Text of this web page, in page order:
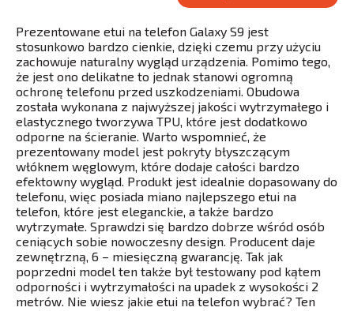
Prezentowane etui na telefon Galaxy S9 jest
stosunkowo bardzo cienkie, dzięki czemu przy użyciu
zachowuje naturalny wygląd urządzenia. Pomimo tego,
że jest ono delikatne to jednak stanowi ogromną
ochronę telefonu przed uszkodzeniami. Obudowa
została wykonana z najwyższej jakości wytrzymałego i
elastycznego tworzywa TPU, które jest dodatkowo
odporne na ścieranie. Warto wspomnieć, że
prezentowany model jest pokryty błyszczącym
włóknem węglowym, które dodaje całości bardzo
efektowny wygląd. Produkt jest idealnie dopasowany do
telefonu, więc posiada miano najlepszego etui na
telefon, które jest eleganckie, a także bardzo
wytrzymałe. Sprawdzi się bardzo dobrze wśród osób
ceniących sobie nowoczesny design. Producent daje
zewnętrzną, 6 – miesięczną gwarancję. Tak jak
poprzedni model ten także był testowany pod kątem
odporności i wytrzymałości na upadek z wysokości 2
metrów. Nie wiesz jakie etui na telefon wybrać? Ten